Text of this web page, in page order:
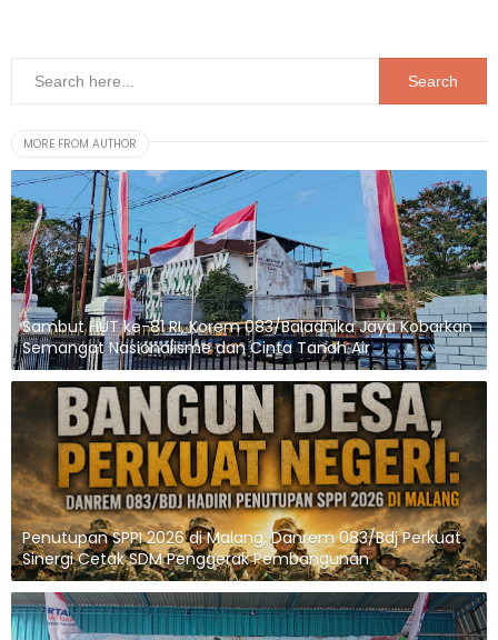
MORE FROM AUTHOR
Sambut HUT ke-81 RI, Korem 083/Baladhika Jaya Kobarkan
Semangat Nasionalisme dan Cinta Tanah Air
Penutupan SPPI 2026 di Malang, Danrem 083/Bdj Perkuat
Sinergi Cetak SDM Penggerak Pembangunan